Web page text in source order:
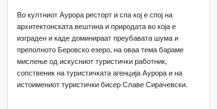
Во култниот Аурора ресторт и спа кој е спој на
архитектонската вештина и природата во која е
изграден и каде доминираат преубавата шума и
преполното Беровско езеро, на оваа тема бараме
мислење од искусниот туристички работник,
сопственик на туристичката агенција Аурора и на
истоимениот туристички бисер Славе Сирачевски.